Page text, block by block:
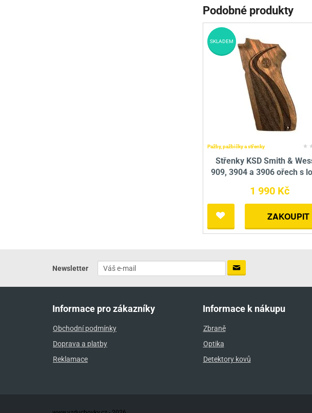
Podobné produkty
Pažby, pažbičky a střenky
Střenky KSD Smith &
909, 3904 a 3906 ořech s
1 990 Kč
ZAKOUPIT
SKLADEM
Newsletter
Informace pro zákazníky
Obchodní podmínky
Doprava a platby
Reklamace
Informace k nákupu
Zbraně
Optika
Detektory kovů